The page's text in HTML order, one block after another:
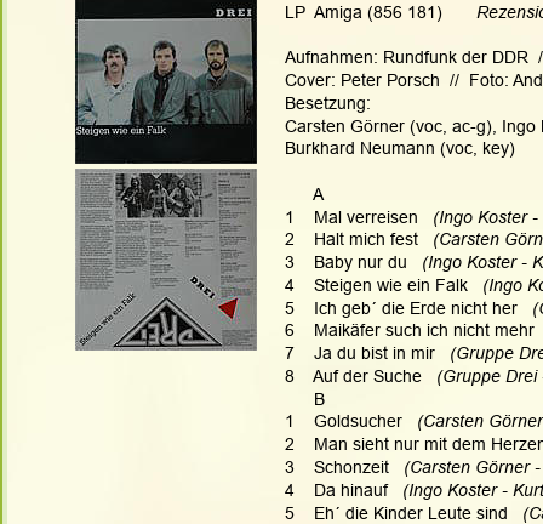
LP  Amiga (856 181)
Aufnahmen: Rundfunk der DDR
Cover: Peter Porsch  //  Foto:
Besetzung:
Carsten Görner (voc, ac-g), Ingo
Burkhard Neumann (voc, key)
      A
1    Mal verreisen
(Ingo Koster
2    Halt mich fest (Carsten
3    Baby nur du
(Ingo Koster -
4    Steigen wie ein Falk (Ingo
5    Ich geb´ die Erde nicht her
6    Maikäfer such ich nicht mehr
7    Ja du bist in mir
(Gruppe
8    Auf der Suche
(Gruppe Drei
      B
1    Goldsucher (Carsten
2    Man sieht nur mit dem
3    Schonzeit (Carsten Görner
4    Da hinauf (Ingo Koster -
5    Eh´ die Kinder Leute sind